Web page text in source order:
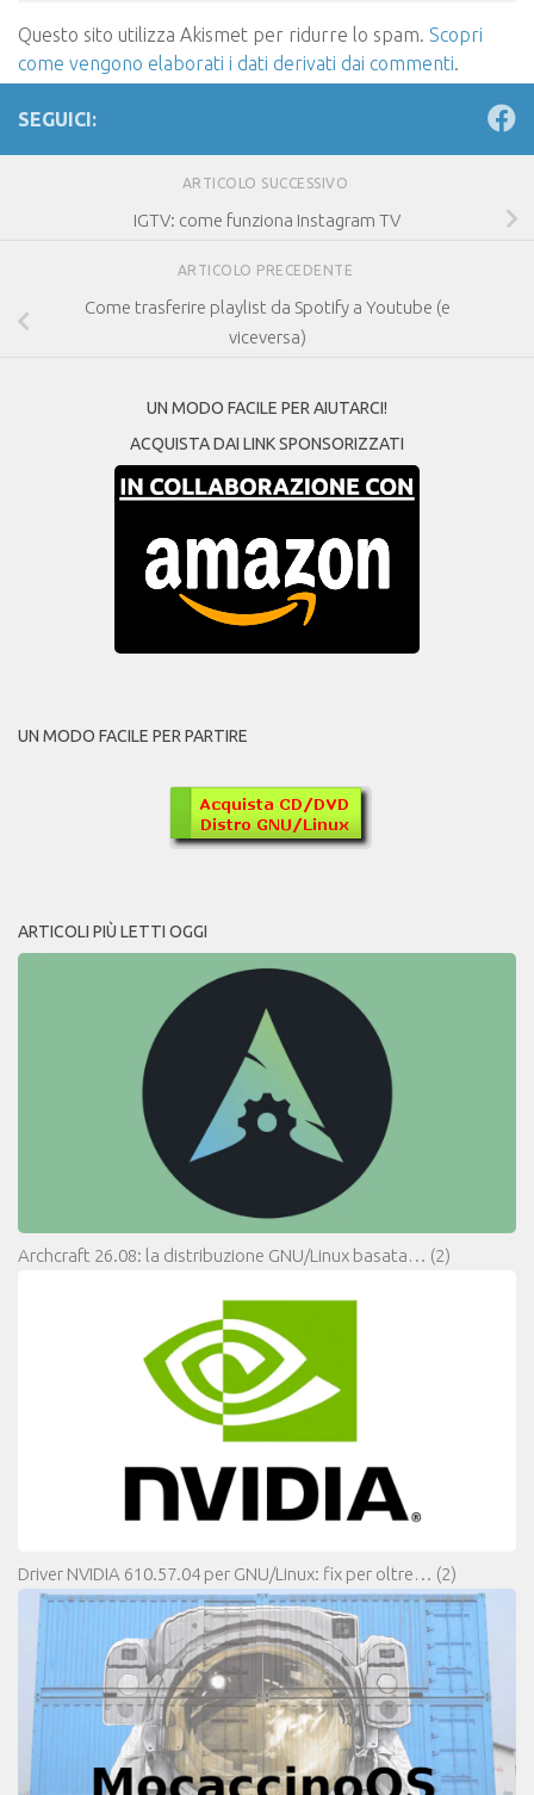
Questo sito utilizza Akismet per ridurre lo spam. Scopri
come vengono elaborati i dati derivati dai commenti.
SEGUICI:
ARTICOLO SUCCESSIVO
IGTV: come funziona Instagram TV
ARTICOLO PRECEDENTE
Come trasferire playlist da Spotify a Youtube (e
viceversa)
UN MODO FACILE PER AIUTARCI!
ACQUISTA DAI LINK SPONSORIZZATI
UN MODO FACILE PER PARTIRE
ARTICOLI PIÙ LETTI OGGI
Archcraft 26.08: la distribuzione GNU/Linux basata… (2)
Driver NVIDIA 610.57.04 per GNU/Linux: fix per oltre… (2)